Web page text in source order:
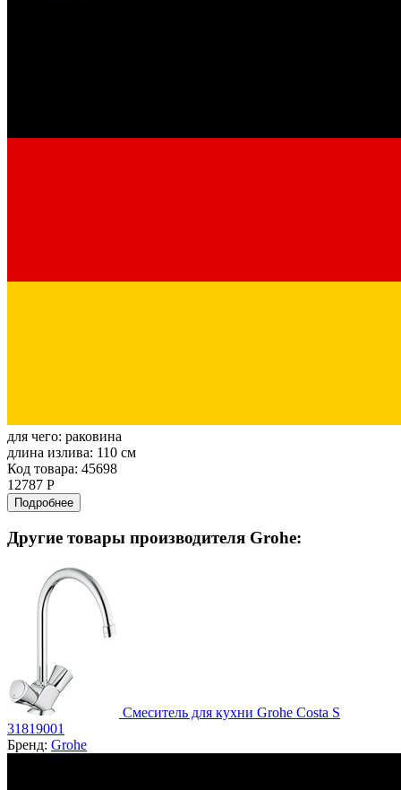
для чего: раковина
длина излива: 110 см
Код товара: 45698
12787 Р
Подробнее
Другие товары производителя Grohe:
Смеситель для кухни Grohe Costa S
31819001
Бренд: Grohe